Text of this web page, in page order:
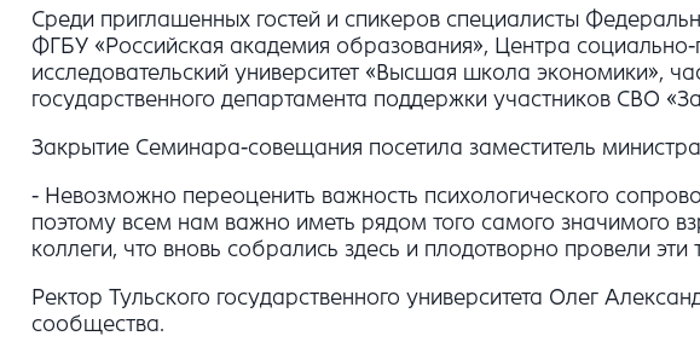
Среди приглашенных гостей и спикеров специалисты
ФГБУ «Российская академия образования», Центра
исследовательский университет «Высшая школа экономики»,
государственного департамента поддержки участников СВО
Закрытие Семинара-совещания посетила заместитель
- Невозможно переоценить важность психологического
поэтому всем нам важно иметь рядом того самого значимого
коллеги, что вновь собрались здесь и плодотворно провели эти
Ректор Тульского государственного университета Олег
сообщества.